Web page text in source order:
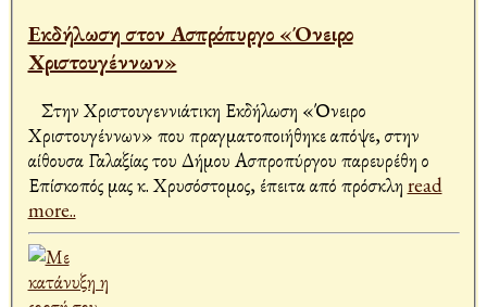
Εκδήλωση στον Ασπρόπυργο «Όνειρο
Χριστουγέννων»
Στην Χριστουγεννιάτικη Εκδήλωση «Όνειρο
Χριστουγέννων» που πραγματοποιήθηκε απόψε, στην
αίθουσα Γαλαξίας του Δήμου Ασπροπύργου παρευρέθη ο
Επίσκοπός μας κ. Χρυσόστομος, έπειτα από πρόσκλη read
more..